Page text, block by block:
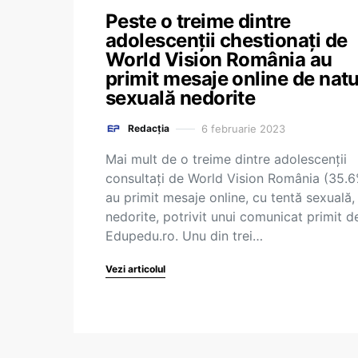
Peste o treime dintre
adolescenții chestionați de
World Vision România au
primit mesaje online de
sexuală nedorite
Redacția 6 februarie 2023
Mai mult de o treime dintre adolescenții
consultați de World Vision România
au primit mesaje online, cu tentă sexuală,
nedorite, potrivit unui comunicat primit
Edupedu.ro. Unu din trei…
Vezi articolul